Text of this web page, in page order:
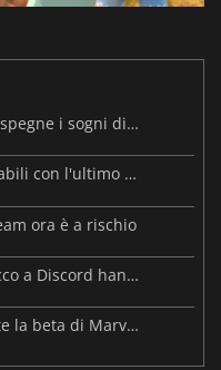
Steam Frame: il prezzo trapelato spegne i sogni di un VR economico
Palworld: Sunreach e boss più stabili con l'ultimo update
ora è a rischio
Le mappe dei malware e un attacco a Discord hanno colpito Meccha Chameleon
PlayStation Network in tilt durante la beta di Marvel Tōkon